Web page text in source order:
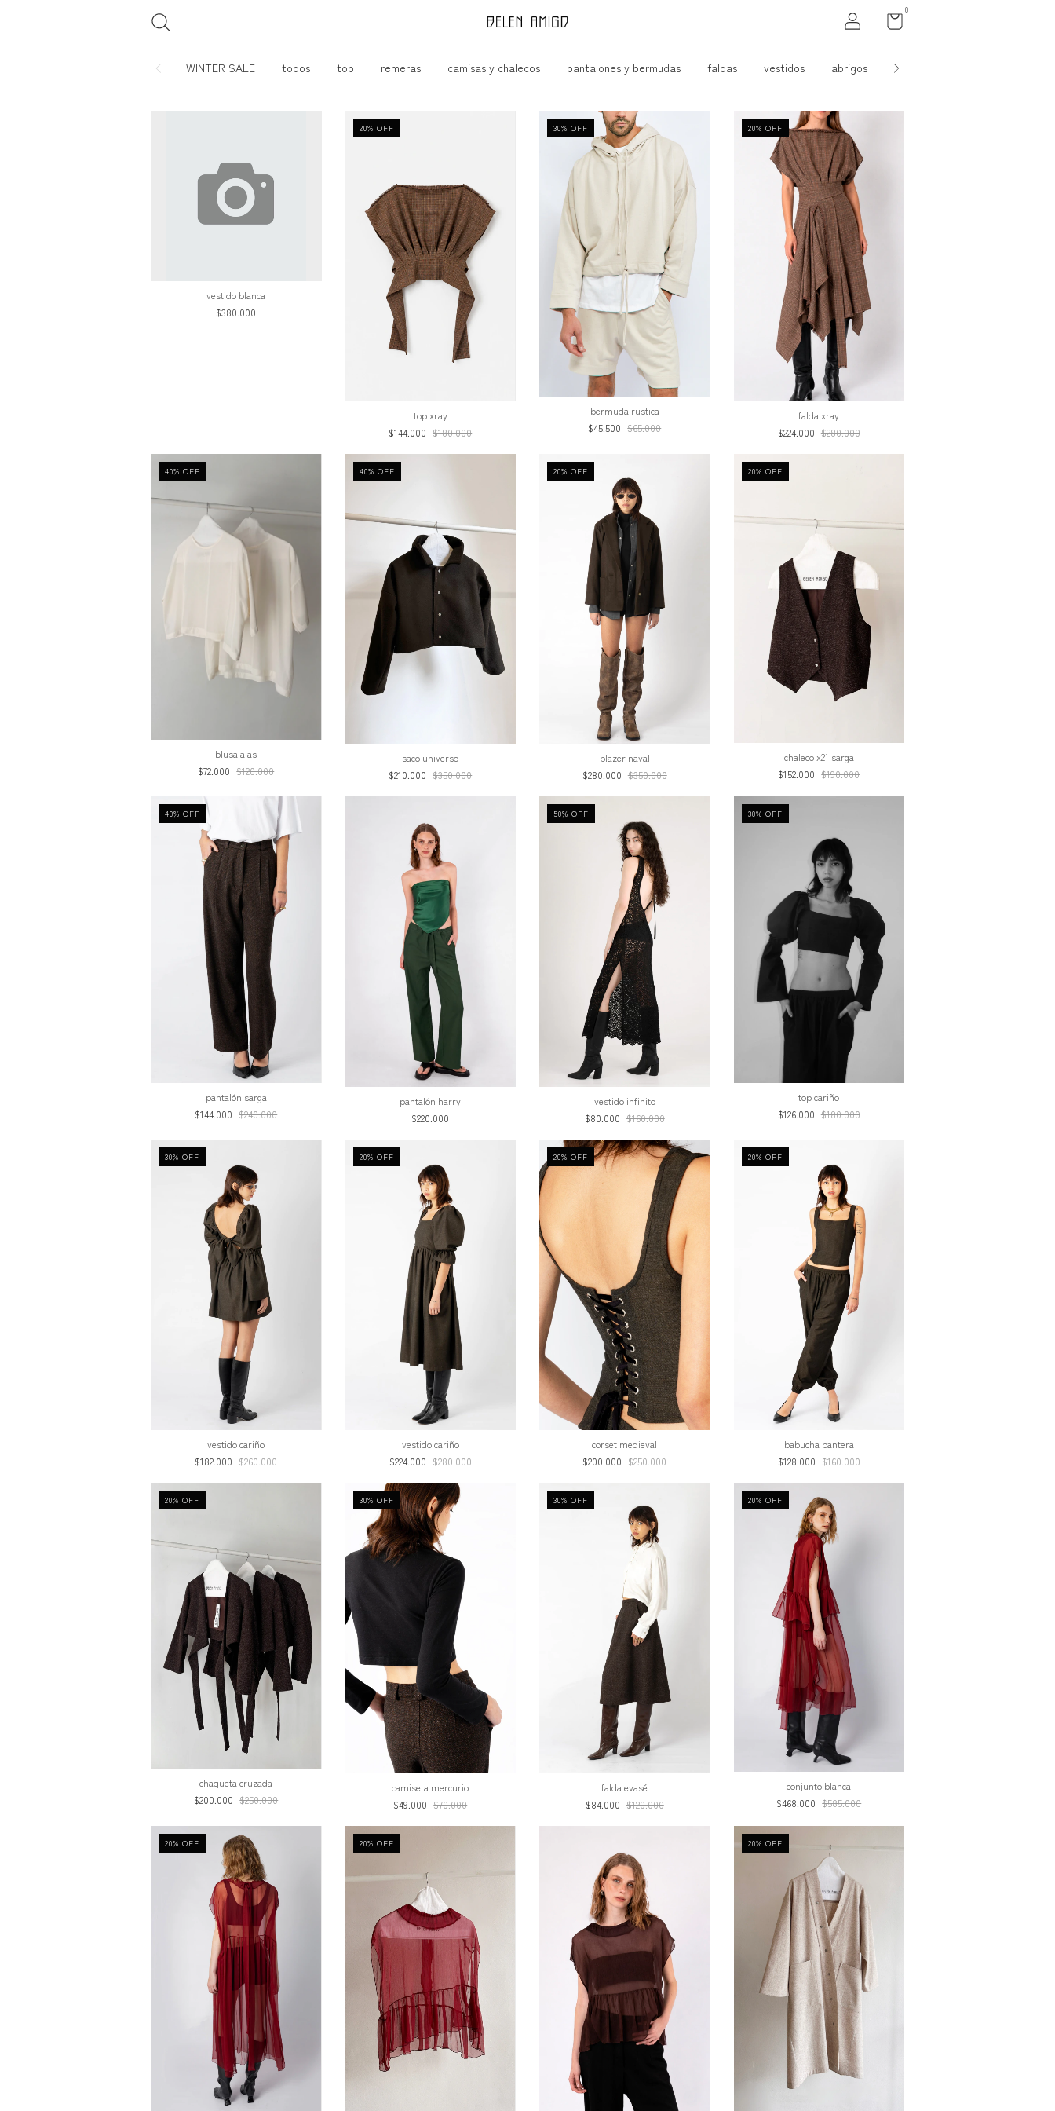
0
WINTER SALE todos top remeras camisas y chalecos pantalones y bermudas faldas vestidos abrigos accesorios
vestido blanca
$380.000
20% OFF
top xray
$144.000 $180.000
30% OFF
bermuda rustica
$45.500 $65.000
20% OFF
falda xray
$224.000 $280.000
40% OFF
blusa alas
$72.000 $120.000
40% OFF
saco universo
$210.000 $350.000
20% OFF
blazer naval
$280.000 $350.000
20% OFF
chaleco x21 sarga
$152.000 $190.000
40% OFF
pantalón sarga
$144.000 $240.000
pantalón harry
$220.000
50% OFF
vestido infinito
$80.000 $160.000
30% OFF
top cariño
$126.000 $180.000
30% OFF
vestido cariño
$182.000 $260.000
20% OFF
vestido cariño
$224.000 $280.000
20% OFF
corset medieval
$200.000 $250.000
20% OFF
babucha pantera
$128.000 $160.000
20% OFF
chaqueta cruzada
$200.000 $250.000
30% OFF
camiseta mercurio
$49.000 $70.000
30% OFF
falda evasé
$84.000 $120.000
20% OFF
conjunto blanca
$468.000 $585.000
20% OFF 20% OFF 20% OFF